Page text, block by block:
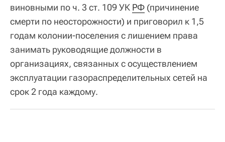
виновными по ч. 3 ст. 109 УК РФ (причинение
смерти по неосторожности) и приговорил к 1,5
годам колонии-поселения с лишением права
занимать руководящие должности в
организациях, связанных с осуществлением
эксплуатации газораспределительных сетей на
срок 2 года каждому.